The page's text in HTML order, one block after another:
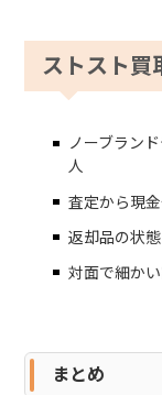
ストスト買
ノーブラン
人
査定から現
返却品の状
対面で細か
まとめ